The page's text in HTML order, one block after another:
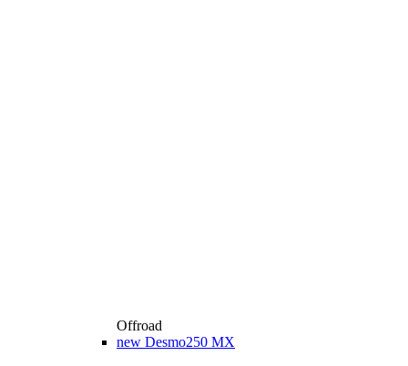
Offroad
new Desmo250 MX